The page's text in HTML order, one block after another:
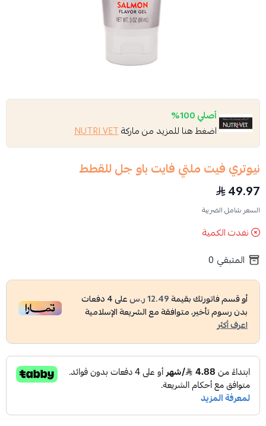
أصلي 100%
اضغط هنا للمزيد من ماركةNUTRI VET
نيوتري فيت ملتي فايت باو جل للقطط
49.97
السعر شامل الضريبة
نفدت الكمية
المتبقي 0
أو قسم فاتورتك بقيمة12.49 ر.س على4دفعات
بدون رسوم تأخير، متوافقة مع الشريعة الإسلامية
اعرف أكثر